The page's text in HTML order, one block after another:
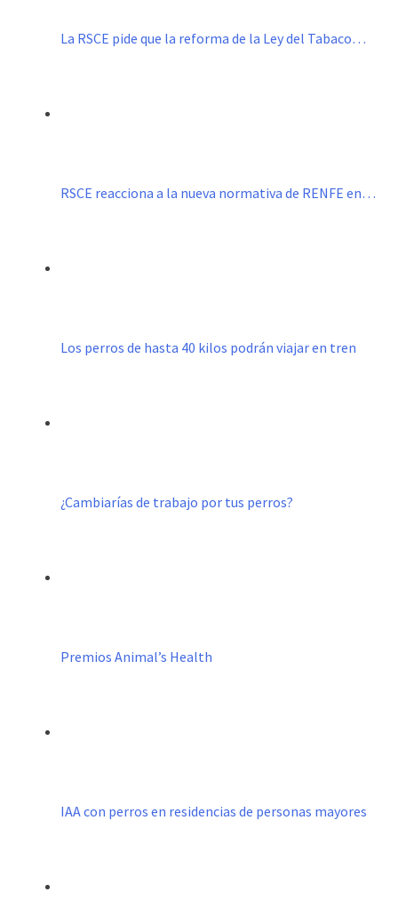
La RSCE pide que la reforma de la Ley del Tabaco…
RSCE reacciona a la nueva normativa de RENFE en…
Los perros de hasta 40 kilos podrán viajar en tren
¿Cambiarías de trabajo por tus perros?
Premios Animal’s Health
IAA con perros en residencias de personas mayores